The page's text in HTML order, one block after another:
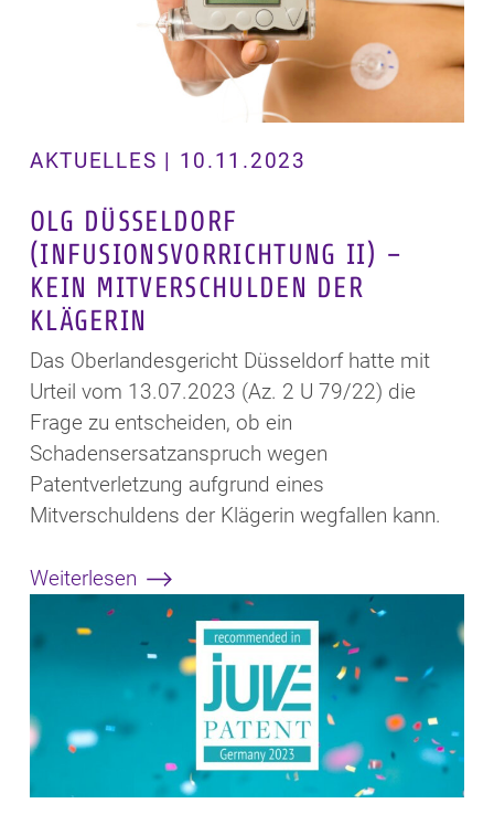
AKTUELLES | 10.11.2023
OLG DÜSSELDORF
(INFUSIONSVORRICHTUNG II) –
KEIN MITVERSCHULDEN DER
KLÄGERIN
Das Oberlandesgericht Düsseldorf hatte mit
Urteil vom 13.07.2023 (Az. 2 U 79/22) die
Frage zu entscheiden, ob ein
Schadensersatzanspruch wegen
Patentverletzung aufgrund eines
Mitverschuldens der Klägerin wegfallen kann.
Weiterlesen